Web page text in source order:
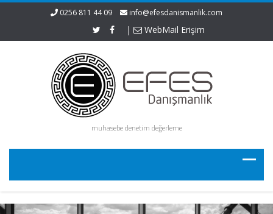
0256 811 44 09 info@efesdanismanlik.com
| WebMail Erişim
muhasebe denetim değerleme